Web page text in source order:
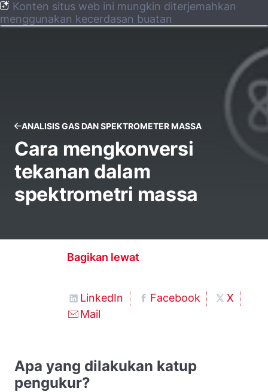
Konten situs web ini mungkin diterjemahkan
menggunakan kecerdasan buatan
ANALISIS GAS DAN SPEKTROMETER MASSA
Cara mengkonversi
tekanan dalam
spektrometri massa
Bagikan lewat
LinkedIn Facebook
X
Mail
Apa yang dilakukan katup
pengukur?